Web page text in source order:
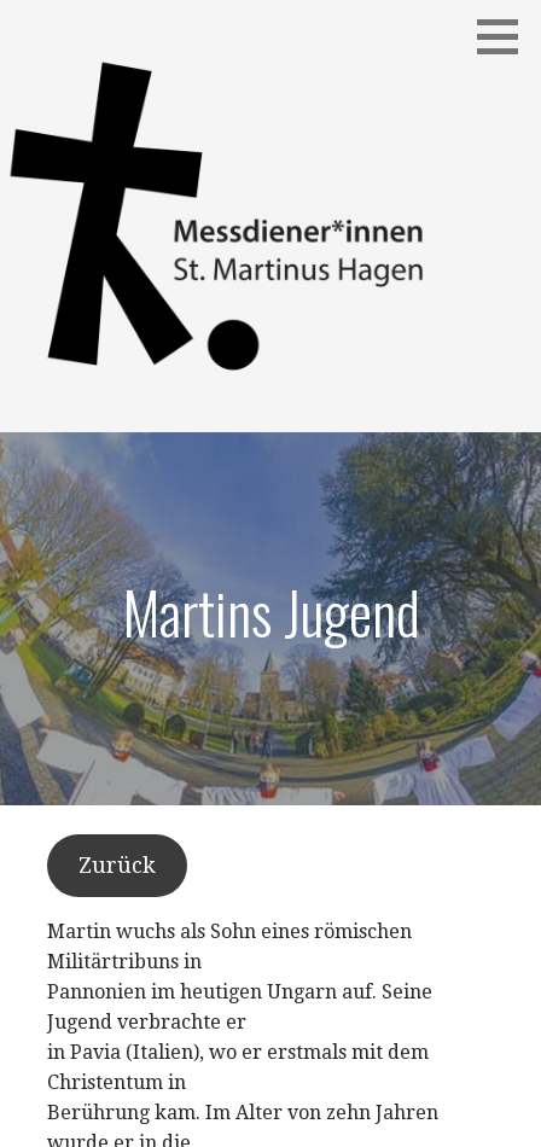
MESSDIENER*INNEN ST. MARTINUS
HAGEN
Martins Jugend
Zurück
Martin wuchs als Sohn eines römischen
Militärtribuns in
Pannonien im heutigen Ungarn auf. Seine
Jugend verbrachte er
in Pavia (Italien), wo er erstmals mit dem
Christentum in
Berührung kam. Im Alter von zehn Jahren